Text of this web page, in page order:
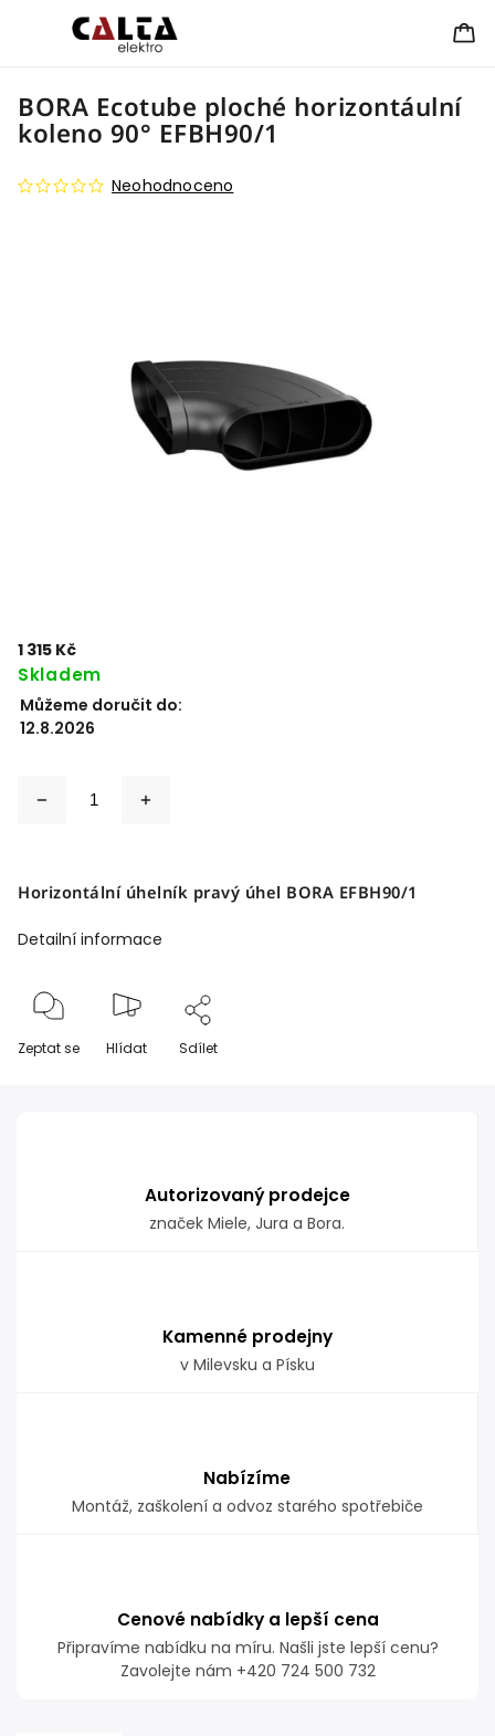
BORA Ecotube ploché horizontáulní
koleno 90° EFBH90/1
Neohodnoceno
1 315 Kč
Skladem
Můžeme doručit do:
12.8.2026
Horizontální úhelník pravý úhel BORA EFBH90/1
Detailní informace
Zeptat se Hlídat Sdílet
Autorizovaný prodejce
značek Miele, Jura a Bora.
Kamenné prodejny
v Milevsku a Písku
Nabízíme
Montáž, zaškolení a odvoz starého spotřebiče
Cenové nabídky a lepší cena
Připravíme nabídku na míru. Našli jste lepší cenu?
Zavolejte nám +420 724 500 732